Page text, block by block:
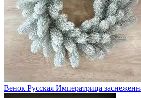
Венок Русская Императрица